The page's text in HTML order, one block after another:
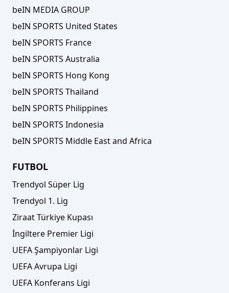
beIN MEDIA GROUP
beIN SPORTS United States
beIN SPORTS France
beIN SPORTS Australia
beIN SPORTS Hong Kong
beIN SPORTS Thailand
beIN SPORTS Philippines
beIN SPORTS Indonesia
beIN SPORTS Middle East and Africa
FUTBOL
Trendyol Süper Lig
Trendyol 1. Lig
Ziraat Türkiye Kupası
İngiltere Premier Ligi
UEFA Şampiyonlar Ligi
UEFA Avrupa Ligi
UEFA Konferans Ligi